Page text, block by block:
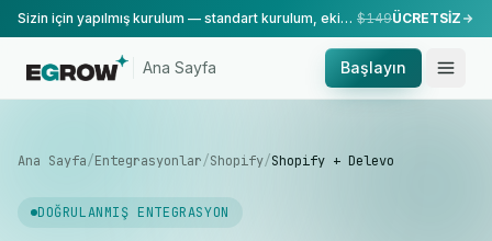
Sizin için yapılmış kurulum — standart kurulum, ekibimiz tarafından yapılır. $149ÜCRETSİZ
Ana Sayfa Başlayın
Ana Sayfa/Entegrasyonlar/Shopify/Shopify + Delevo
DOĞRULANMIŞ ENTEGRASYON